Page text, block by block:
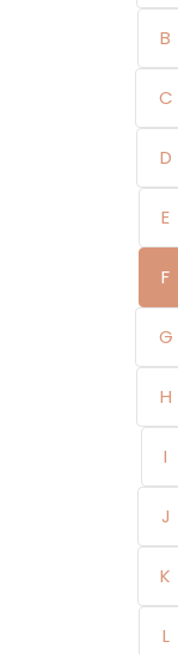
B
C
D
E
F
G
H
I
J
K
L